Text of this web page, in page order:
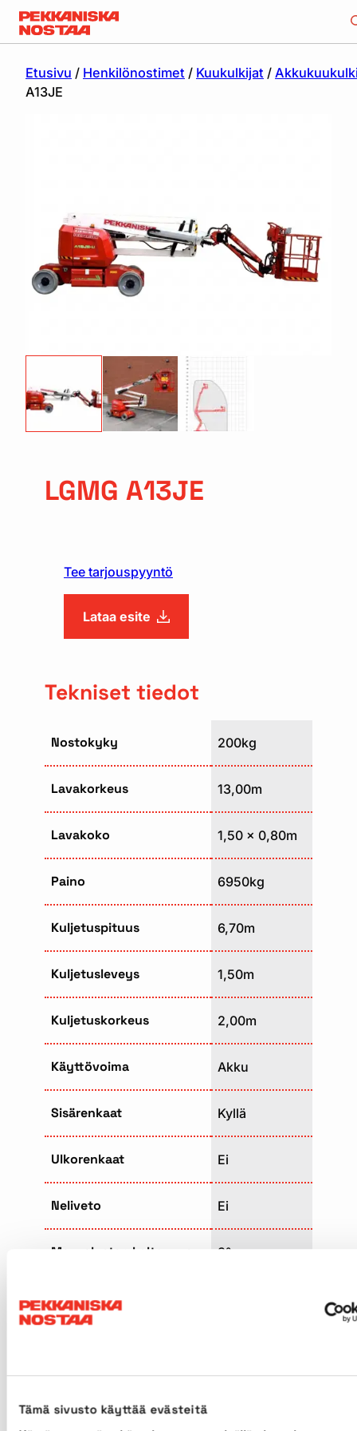
Tämä sivusto käyttää evästeitä
Etusivu / Henkilönostimet / Kuukulkijat /
A13JE
LGMG A13JE
Tee tarjouspyyntö
Lataa esite
Tekniset tiedot
Nostokyky 200kg
Lavakorkeus 13,00m
Lavakoko 1,50 x 0,80m
Paino 6950kg
Kuljetuspituus 6,70m
Kuljetusleveys 1,50m
Kuljetuskorkeus 2,00m
Käyttövoima Akku
Sisärenkaat Kyllä
Ulkorenkaat Ei
Neliveto Ei
Max. alustan kaltevuus 3°
Mäennousukyky
vaihdella vuosimallista riippuen.